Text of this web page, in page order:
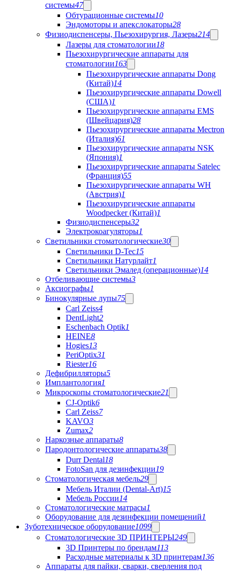
системы47
Обтурационные системы10
Эндомоторы и апекслокаторы28
Физиодиспенсеры, Пьезохирургия, Лазеры214
Лазеры для стоматологии18
Пьезохирургические аппараты для
стоматологии163
Пьезохирургические аппараты Dong
(Китай)14
Пьезохирургические аппараты Dowell
(США)1
Пьезохирургические аппараты EMS
(Швейцария)28
Пьезохирургические аппараты Mectron
(Италия)61
Пьезохирургические аппараты NSK
(Япония)1
Пьезохирургические аппараты Satelec
(Франция)55
Пьезохирургические аппараты WH
(Австрия)1
Пьезохирургические аппараты
Woodpecker (Китай)1
Физиодиспенсеры32
Электрокоагуляторы1
Светильники стоматологические30
Светильники D-Tec15
Светильники Натурлайт1
Светильники Эмалед (операционные)14
Отбеливающие системы3
Аксиографы1
Бинокулярные лупы75
Carl Zeiss4
DentLight2
Eschenbach Optik1
HEINE8
Hogies13
PeriOptix31
Riester16
Дефибрилляторы5
Имплантология1
Микроскопы стоматологические21
CJ-Optik6
Carl Zeiss7
KAVO3
Zumax2
Наркозные аппараты8
Пародонтологические аппараты38
Durr Dental18
FotoSan для дезинфекции19
Стоматологическая мебель29
Мебель Италии (Dental-Art)15
Мебель России14
Стоматологические матрасы1
Оборудование для дезинфекции помещений1
Зуботехническое оборудование1099
Стоматологические 3D ПРИНТЕРЫ249
3D Принтеры по брендам113
Расходные материалы к 3D принтерам136
Аппараты для пайки, сварки, сверления под